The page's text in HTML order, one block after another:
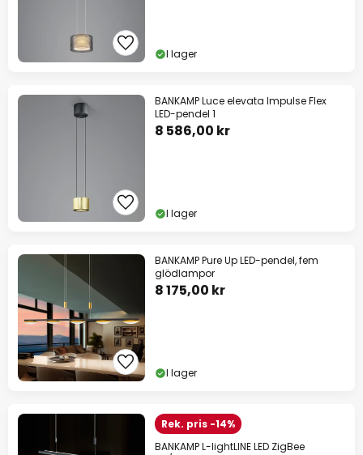
I lager
BANKAMP Luce elevata Impulse Flex
LED-pendel 1
8 586,00 kr
I lager
BANKAMP Pure Up LED-pendel, fem
glödlampor
8 175,00 kr
I lager
Rek. pris -14%
BANKAMP L-lightLINE LED ZigBee